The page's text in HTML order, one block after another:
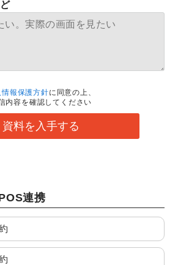
情報保護方針に同意の上、
内容を確認してください
資料を入手する
連携